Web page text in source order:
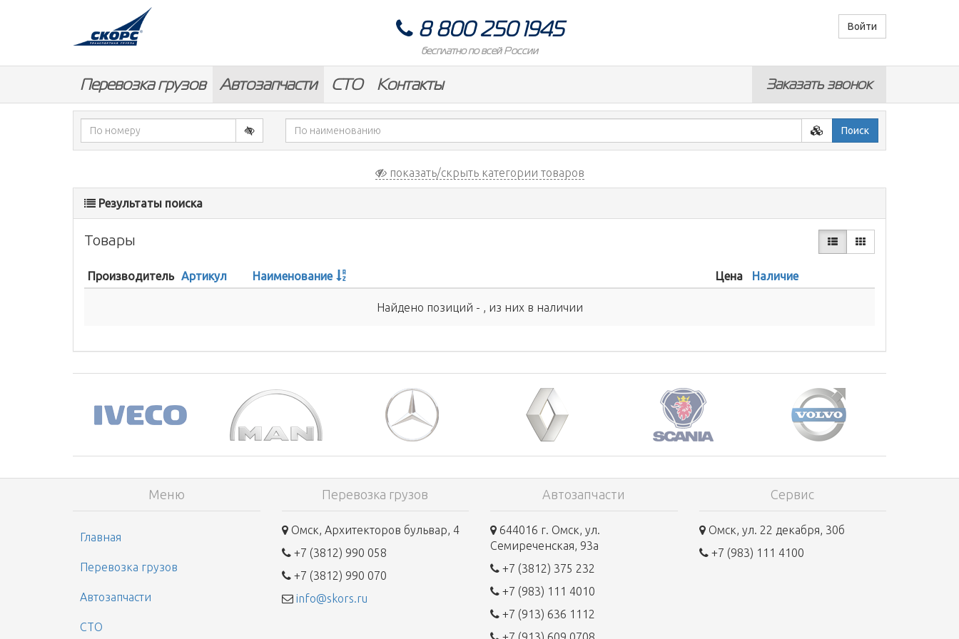
8 800 250 1945
бесплатно по всей России
Войти
Перевозка грузов Автозапчасти СТО Контакты Заказать звонок
Поиск
показать/скрыть категории товаров
Результаты поиска
Товары
Производитель Артикул Наименование Цена Наличие
Найдено позиций - , из них в наличии
Меню
Главная
Перевозка грузов
Автозапчасти
СТО
Перевозка грузов
Омск, Архитекторов бульвар, 4
+7 (3812) 990 058
+7 (3812) 990 070
info@skors.ru
Автозапчасти
644016 г. Омск, ул.
Семиреченская, 93а
+7 (3812) 375 232
+7 (983) 111 4010
+7 (913) 636 1112
Сервис
Омск, ул. 22 декабря, 30б
+7 (983) 111 4100